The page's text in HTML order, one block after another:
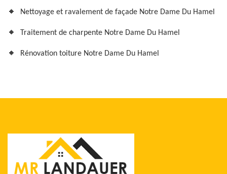
Nettoyage et ravalement de façade Notre Dame Du Hamel
Traitement de charpente Notre Dame Du Hamel
Rénovation toiture Notre Dame Du Hamel